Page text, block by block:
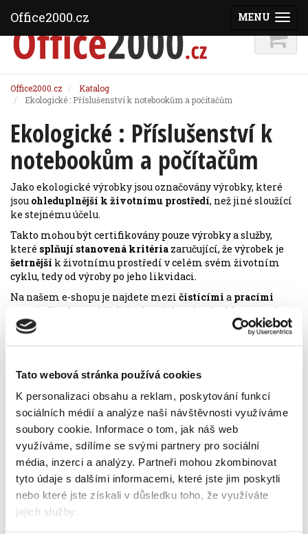
Tato webová stránka používá cookies
K personalizaci obsahu a reklam, poskytování funkcí
sociálních médií a analýze naší návštěvnosti využíváme
soubory cookie. Informace o tom, jak náš web
využíváme, sdílíme se svými partnery pro sociální
média, inzerci a analýzy. Partneři mohou zkombinovat
tyto údaje s dalšími informacemi, které jste jim poskytli
nebo které jste získali v důsledku toho, že využíváte
jejich služby.
Office2000.cz
Katalog
Ekologické : Příslušenství k notebookům a počítačům
Ekologické : Příslušenství k
notebookům a počítačům
Jako ekologické výrobky jsou označovány výrobky, které
jsou ohleduplnější k životnímu prostředí, než jiné sloužící
ke stejnému účelu.
Takto mohou být certifikovány pouze výrobky a služby,
které splňují stanovená kritéria zaručující, že výrobek je
šetrnější k životnímu prostředí v celém svém životním
cyklu, tedy od výroby po jeho likvidaci.
Na našem e-shopu je najdete mezi čistícími a pracími
prostředky, kancelářskými potřebami výrobky z papíru
psacími potřebami
archivačními
potřebami
přísnější požadavkytýkající seúspory materiálu
spotřebiče),biologické rozložitelnosti(prací a čisticí
prostředky), vyloučení obsahu škodlivých látek a
samozřejmě vhodnosti pro použití, tj. že skutečně dobře
plní svou funkci (např. že prací prostředek dobře pere) a
dalších ukazatelů.
Všechny ekologické výrobky na našem e-shopu jsou
označeny
štítkem ekologické
MENU
Office2000.cz